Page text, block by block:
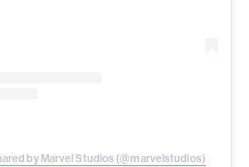
by Marvel Studios (@marvelstudios)